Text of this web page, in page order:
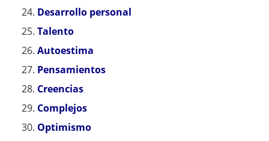
Desarrollo personal
Talento
Autoestima
Pensamientos
Creencias
Complejos
Optimismo